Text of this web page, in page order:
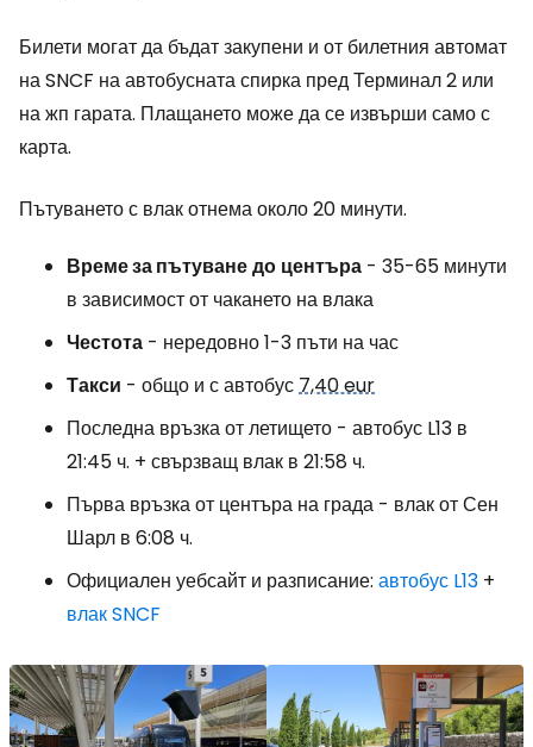
Билети могат да бъдат закупени и от билетния автомат
на SNCF на автобусната спирка пред Терминал 2 или
на жп гарата. Плащането може да се извърши само с
карта.
Пътуването с влак отнема около 20 минути.
Време за пътуванедо центъра - 35-65 минути
в зависимост от чакането на влака
Честота - нередовно 1-3 пъти на час
Такси - общо и с автобус7,40 eur
Последна връзка от летището - автобус L13 в
21:45 ч. + свързващ влак в 21:58 ч.
Първа връзка от центъра на града - влак от Сен
Шарл в 6:08 ч.
Официален уебсайт и разписание: автобус L13 +
влак SNCF